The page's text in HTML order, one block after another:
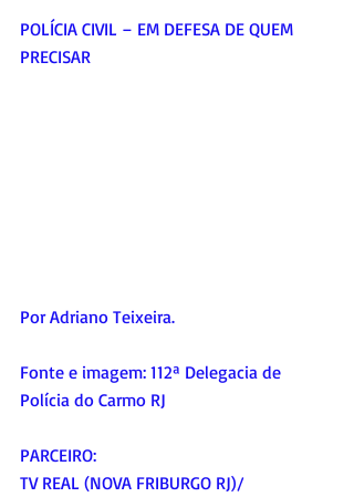
POLÍCIA CIVIL – EM DEFESA DE QUEM
PRECISAR
Por Adriano Teixeira.
Fonte e imagem: 112ª Delegacia de
Polícia do Carmo RJ
PARCEIRO:
TV REAL (NOVA FRIBURGO RJ)/